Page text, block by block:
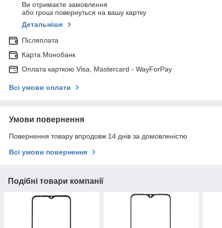
Ви отримаєте замовлення
або гроші повернуться на вашу картку
Детальніше
Післяплата
Карта Монобанк
Оплата карткою Visa, Mastercard - WayForPay
Всі умови оплати
Умови повернення
Повернення товару впродовж 14 днів за домовленістю
Всі умови повернення
Подібні товари компанії